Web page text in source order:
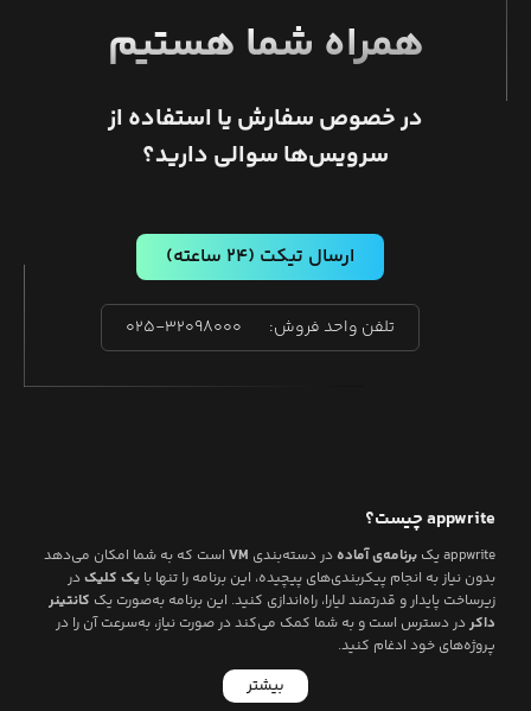
همراه شما هستیم
در خصوص سفارش یا استفاده از
سرویس‌ها سوالی دارید؟
ارسال تیکت (۲۴ ساعته)
تلفن واحد فروش: ۰۲۵-۳۲۰۹۸۰۰۰
appwriteچیست؟
appwriteیک برنامه‌ی آمادهدر دسته‌بندی VM است که به شما امکان می‌دهد
بدون نیاز به انجام پیکربندی‌های پیچیده، این برنامه را تنها با یک کلیکدر
زیرساخت پایدار و قدرتمند لیارا، راه‌اندازی کنید. این برنامه به‌صورت یک کانتینر
داکردر دسترس است و به شما کمک می‌کند در صورت نیاز، به‌سرعت آن را در
پروژه‌های خود ادغام کنید.
بیشتر